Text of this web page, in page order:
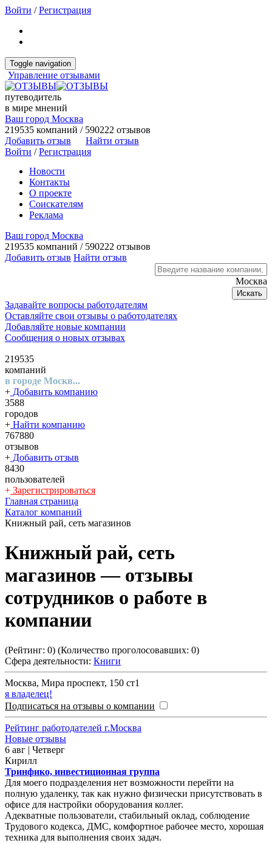
Войти /Регистрация
Toggle navigation
Управление отзывами
путеводитель
в мире мнений
Ваш город Москва
219535 компаний / 590222 отзывов
Добавить отзыв
Найти отзыв
Войти /Регистрация
Новости
Контакты
О проекте
Соискателям
Реклама
Ваш город Москва
219535 компаний / 590222 отзывов
Добавить отзыв Найти отзыв
Москва
Искать
Задавайте вопросы работодателям
Оставляйте свои отзывы о работодателях
Добавляйте новые компании
Сообщения о новых отзывах
219535
компаний
в городе Москв...
+ Добавить компанию
3588
городов
+ Найти компанию
767880
отзывов
+ Добавить отзыв
8430
пользователей
+ Зарегистрироваться
Главная страница
Каталог компаний
Книжный рай, сеть магазинов
Книжный рай, сеть
магазинов— отзывы
сотрудников о работе в
компании
(Рейтинг: 0) (Количество проголосовавших: 0)
Сфера деятельности: Книги
Москва, Мира проспект, 150 ст1
я владелец!
Подписаться на отзывы о компании
Рейтинг работодателей г.Москва
Новые отзывы
6 авг | Четверг
Кирилл
Тринфико, инвестиционная группа
Для моего подразделения нет возможности перейти на
полную удаленку, так как нужно физически присутствовать в
офисе для настройки оборудования коллег.
Адекватные пользователи, стабильный оклад, соблюдение
Трудового кодекса, ДМС, комфортное рабочее место, хорошая
техника для выполнения своих задач.